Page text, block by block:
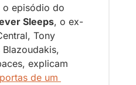
o episódio do
Sleeps, o ex-
Tony
explicam
de um